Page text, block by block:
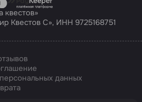
квестов»
Квестов С», ИНН 9725168751
данных